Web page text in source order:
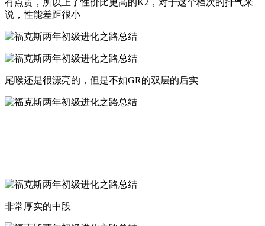
说，性能差距很小
尾喉还是很漂亮的，但是不如GR的双层的后实
非常厚实的中段